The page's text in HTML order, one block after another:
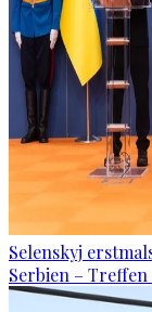
Selenskyj
Serbien – Treffen